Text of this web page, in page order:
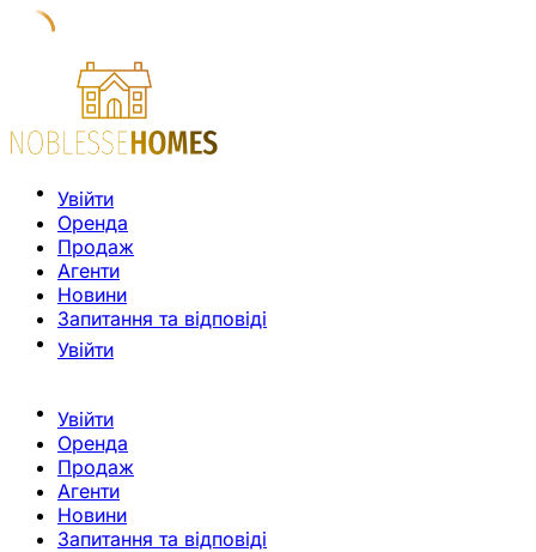
Увійти
Оренда
Продаж
Агенти
Новини
Запитання та відповіді
Увійти
Увійти
Оренда
Продаж
Агенти
Новини
Запитання та відповіді